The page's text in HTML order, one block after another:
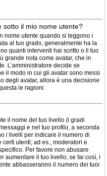
sotto il mio nome utente?
nome utente quando si leggono i
al tuo grado, generalmente ha la
quanti interventi hai scritto o il tuo
grande nota come avatar, che in
L’amministratore decide se
il modo in cui gli avatar sono messi
degli avatar, allora è una decisione
le ragioni.
il nome del tuo livello (i gradi
e nel tuo profilo, a seconda
i livelli per indicare il numero di
utenti; ad es., moderatori e
Per favore non abusare
aumentare il tuo livello; se fai così, i
abbasseranno il numero dei tuoi